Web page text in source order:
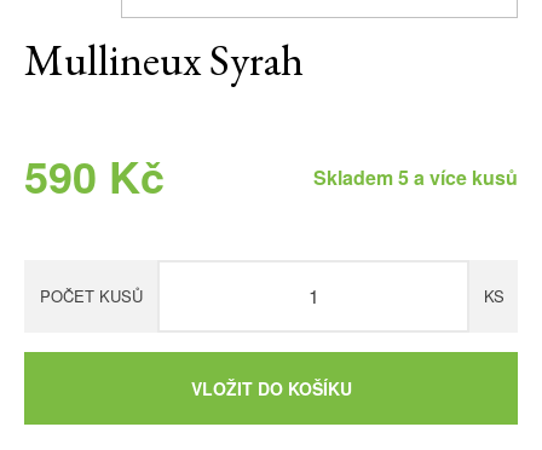
Mullineux Syrah
590 Kč Skladem 5 a více kusů
POČET KUSŮ KS
VLOŽIT DO KOŠÍKU